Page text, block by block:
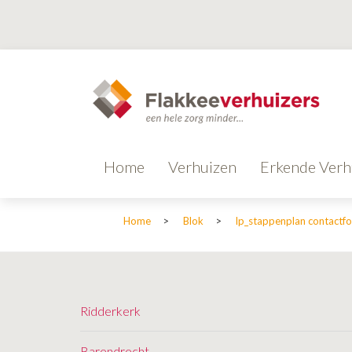
Home Verhuizen Erkende
Home > Blok > lp_stappenplan
Ridderkerk